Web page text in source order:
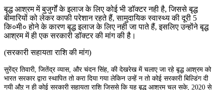
बृद्ध आश्रम में बुजुर्गों के इलाज के लिए कोई भी डॉक्टर नही है, जिससे बृद्ध
बीमारियों को लेकर काफी परेशान रहते हैं, सामुदायिक स्वास्थ्य की दूरी 5
कि०मी० होने के कारण बृद्ध इलाज के लिए नही जा पाते हैं, इसलिए उन्होंने बृद्ध
आश्रम में ही एक सरकारी डॉक्टर की मांग की है।
(सरकारी सहायता राशि की मांग)
सुरेंद्र तिवारी, जितेंद्र व्यास, और चंदन सिंह, की देखरेख में चलाए जा रहे बृद्ध आश्रम को
भारत सरकार द्वारा स्थापित तो करा दिया गया लेकिन उन्हें न तो कोई सरकारी बिल्डिंग दी
गयी औऱ न ही कोई सरकारी सहायता राशि जिससे कि यह बृद्ध आश्रम चल सके, 2020 से